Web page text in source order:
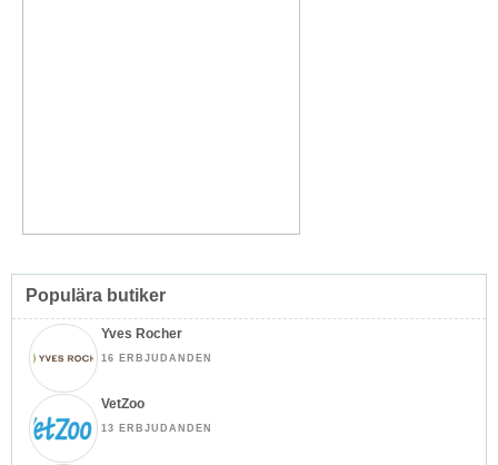
Populära butiker
Yves Rocher
16 ERBJUDANDEN
VetZoo
13 ERBJUDANDEN